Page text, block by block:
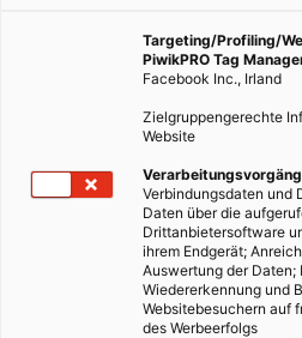
Targeting/Profiling/
PiwikPRO Tag
Facebook Inc., Irland
Zielgruppengerechte
Website
Verbindungsdaten und
Daten über die
Drittanbietersoftware
ihrem Endgerät;
Auswertung der Daten;
Wiedererkennung und
Websitebesuchern auf
des Werbeerfolgs